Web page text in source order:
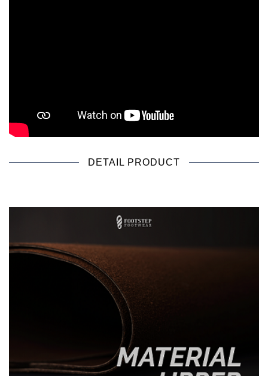
DETAIL PRODUCT